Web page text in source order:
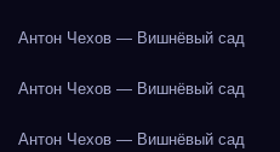
Антон Чехов — Вишнёвый сад
Антон Чехов — Вишнёвый сад
Антон Чехов — Вишнёвый сад